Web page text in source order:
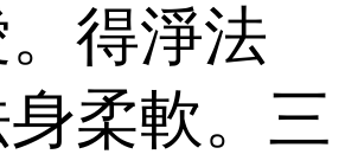
得淨法
柔軟。三